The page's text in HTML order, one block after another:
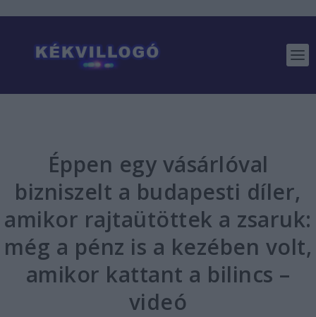
Éppen egy vásárlóval
bizniszelt a budapesti díler,
amikor rajtaütöttek a zsaruk:
még a pénz is a kezében volt,
amikor kattant a bilincs –
videó